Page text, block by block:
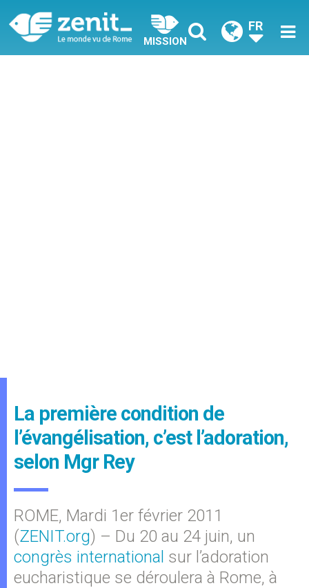
MISSION
FR
La première condition de
l’évangélisation, c’est l’adoration,
selon Mgr Rey
ROME, Mardi 1er février 2011
(ZENIT.org) – Du 20 au 24 juin, un
congrès international sur l’adoration
eucharistique se déroulera à Rome, à